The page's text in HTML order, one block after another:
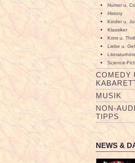
Humor u.
History
Kinder u.
Klassiker
Krimi u.
Liebe u.
Science-
COMEDY
MUSIK
NON-
TIPPS
NEWS &